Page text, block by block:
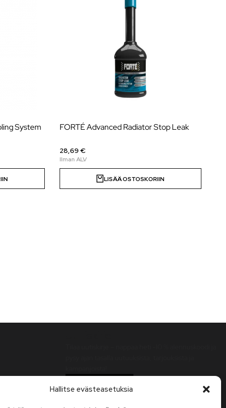
Hallitse evästeasetuksia
System
FORTÉ Advanced Radiator Stop Leak
28,69 €
LISÄÄ OSTOSKORIIN
Tilaa uutiskirje